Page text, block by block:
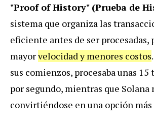
"Proof of History" (Prueba de
sistema que organiza las
eficiente antes de ser
mayorvelocidad y menores costos
sus comienzos, procesaba unas 15
por segundo, mientras que Solana
convirtiéndose en una opción más